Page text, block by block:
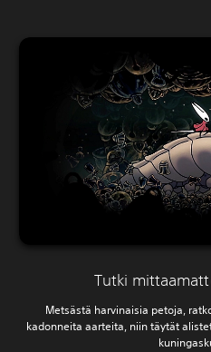
Tutki
Metsästä harvinaisia petoja,
kadonneita aarteita, niin täytät